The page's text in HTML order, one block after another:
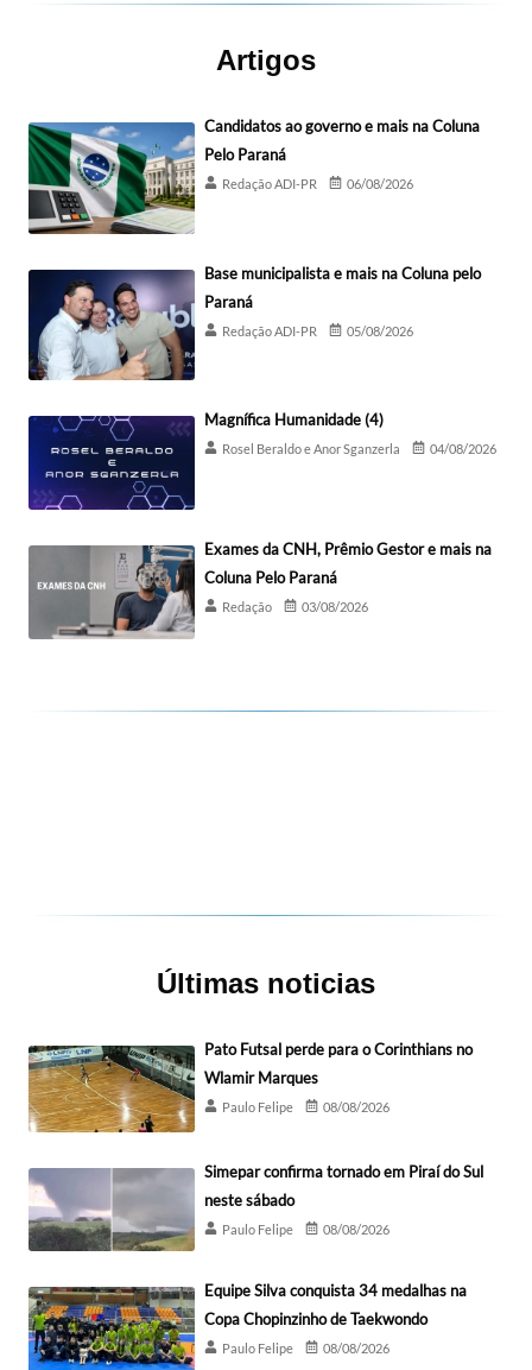
Artigos
Candidatos ao governo e mais na Coluna
Pelo Paraná
Redação ADI-PR 06/08/2026
Base municipalista e mais na Coluna pelo
Paraná
Redação ADI-PR 05/08/2026
Magnífica Humanidade (4)
Rosel Beraldo e Anor Sganzerla 04/08/2026
Exames da CNH, Prêmio Gestor e mais na
Coluna Pelo Paraná
Redação 03/08/2026
Últimas noticias
Pato Futsal perde para o Corinthians no
Wlamir Marques
Paulo Felipe 08/08/2026
Simepar confirma tornado em Piraí do Sul
neste sábado
Paulo Felipe 08/08/2026
Equipe Silva conquista 34 medalhas na
Copa Chopinzinho de Taekwondo
Paulo Felipe 08/08/2026